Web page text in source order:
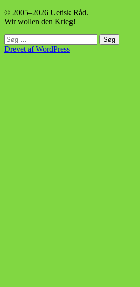
© 2005–2026 Uetisk Råd.
Wir wollen den Krieg!
Søg
efter:
Drevet af WordPress